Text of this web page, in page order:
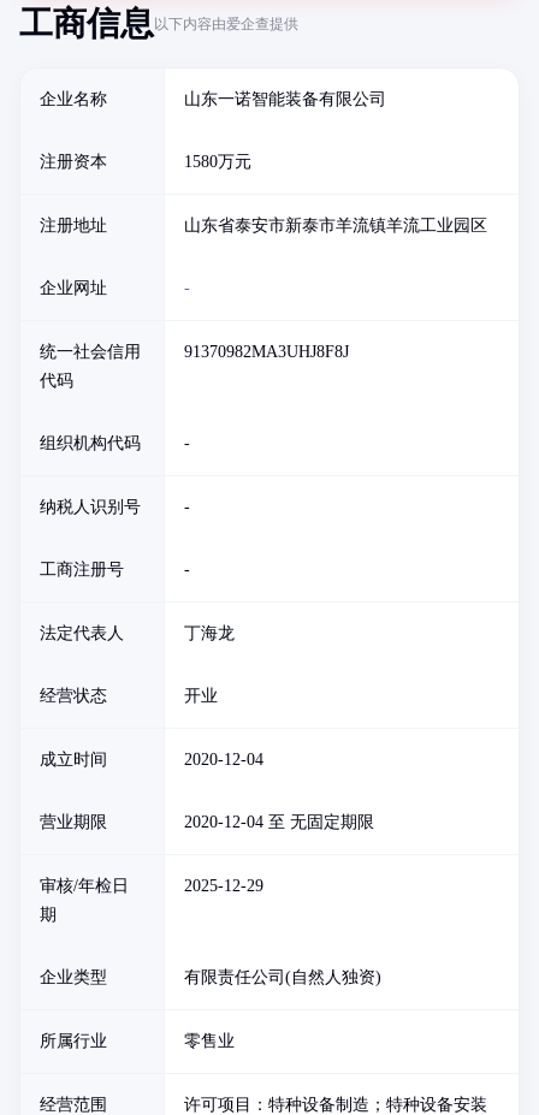
工商信息以下内容由爱企查提供
企业名称 山东一诺智能装备有限公司
注册资本 1580万元
注册地址 山东省泰安市新泰市羊流镇羊流工业园区
企业网址 -
统一社会信用
代码
91370982MA3UHJ8F8J
组织机构代码 -
纳税人识别号 -
工商注册号 -
法定代表人 丁海龙
经营状态 开业
成立时间 2020-12-04
营业期限 2020-12-04 至 无固定期限
审核/年检日
期
2025-12-29
企业类型 有限责任公司(自然人独资)
所属行业 零售业
经营范围
许可项目：特种设备制造；特种设备安装